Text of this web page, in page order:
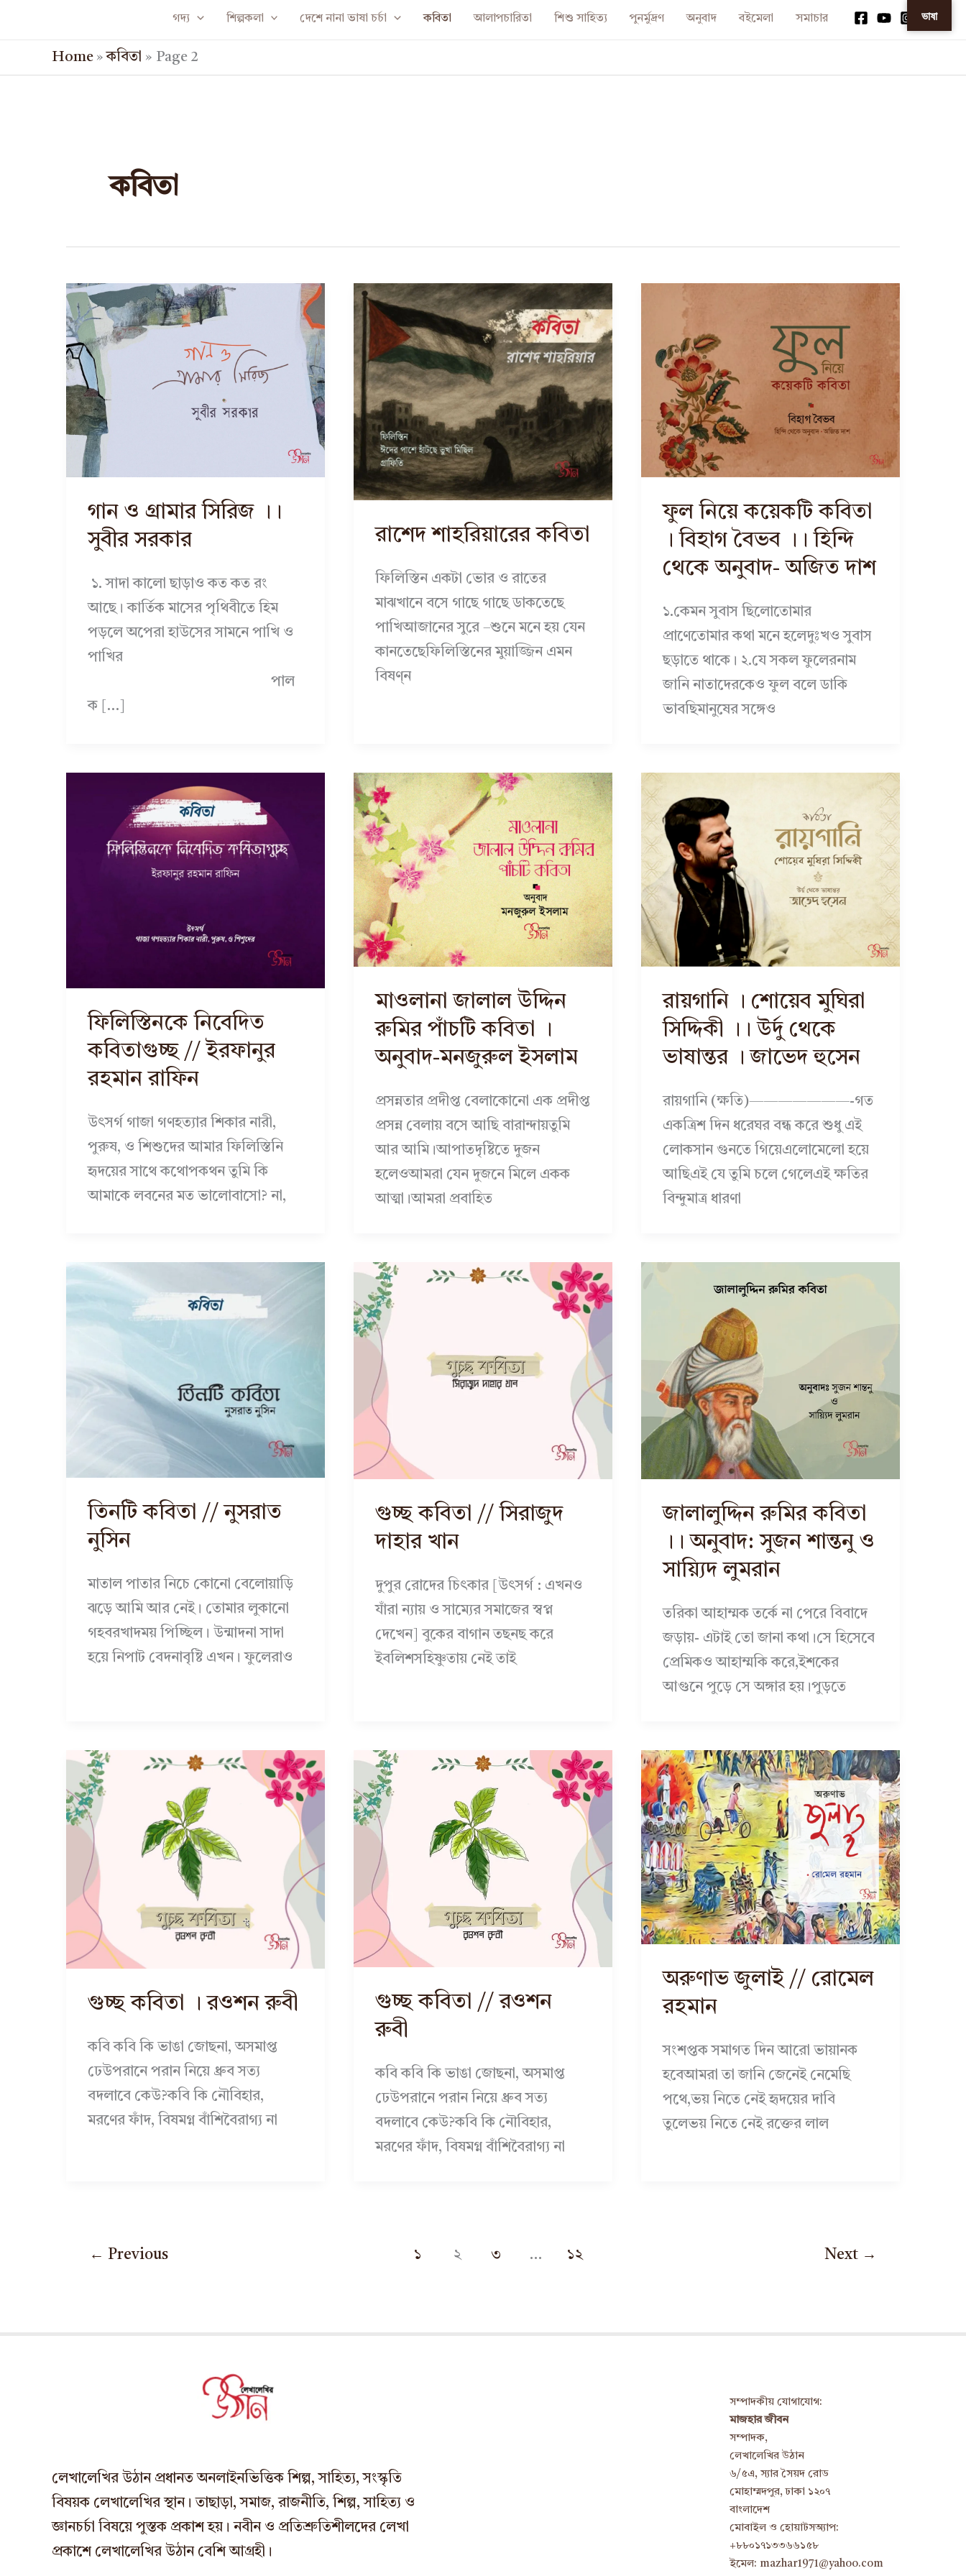
গদ্য শিল্পকলা দেশে নানা ভাষা চর্চা কবিতা আলাপচারিতা শিশু সাহিত্য পুনর্মুদ্রণ অনুবাদ বইমেলা সমাচার
Home » কবিতা » Page 2
কবিতা
গান ও গ্রামার সিরিজ ।।
সুবীর সরকার
১. সাদা কালো ছাড়াও কত কত রং
আছে। কার্তিক মাসের পৃথিবীতে হিম
পড়লে অপেরা হাউসের সামনে পাখি ও
পাখির
পাল
ক […]
রাশেদ শাহরিয়ারের কবিতা
ফিলিস্তিন একটা ভোর ও রাতের
মাঝখানে বসে গাছে গাছে ডাকতেছে
পাখিআজানের সুরে –শুনে মনে হয় যেন
কানতেছেফিলিস্তিনের মুয়াজ্জিন এমন
বিষণ্ন
ফুল নিয়ে কয়েকটি কবিতা
। বিহাগ বৈভব ।। হিন্দি
থেকে অনুবাদ- অজিত দাশ
১.কেমন সুবাস ছিলোতোমার
প্রাণেতোমার কথা মনে হলেদুঃখও সুবাস
ছড়াতে থাকে। ২.যে সকল ফুলেরনাম
জানি নাতাদেরকেও ফুল বলে ডাকি
ভাবছিমানুষের সঙ্গেও
ফিলিস্তিনকে নিবেদিত
কবিতাগুচ্ছ // ইরফানুর
রহমান রাফিন
উৎসর্গ গাজা গণহত্যার শিকার নারী,
পুরুষ, ও শিশুদের আমার ফিলিস্তিনি
হৃদয়ের সাথে কথোপকথন তুমি কি
আমাকে লবনের মত ভালোবাসো? না,
মাওলানা জালাল উদ্দিন
রুমির পাঁচটি কবিতা ।
অনুবাদ-মনজুরুল ইসলাম
প্রসন্নতার প্রদীপ্ত বেলাকোনো এক প্রদীপ্ত
প্রসন্ন বেলায় বসে আছি বারান্দায়তুমি
আর আমি।আপাতদৃষ্টিতে দুজন
হলেওআমরা যেন দুজনে মিলে একক
আত্মা।আমরা প্রবাহিত
রায়গানি । শোয়েব মুঘিরা
সিদ্দিকী ।। উর্দু থেকে
ভাষান্তর । জাভেদ হুসেন
রায়গানি (ক্ষতি)———————-গত
একত্রিশ দিন ধরেঘর বন্ধ করে শুধু এই
লোকসান গুনতে গিয়েএলোমেলো হয়ে
আছিএই যে তুমি চলে গেলেএই ক্ষতির
বিন্দুমাত্র ধারণা
তিনটি কবিতা // নুসরাত
নুসিন
মাতাল পাতার নিচে কোনো বেলোয়াড়ি
ঝড়ে আমি আর নেই। তোমার লুকানো
গহবরখাদময় পিচ্ছিল। উন্মাদনা সাদা
হয়ে নিপাট বেদনাবৃষ্টি এখন। ফুলেরাও
গুচ্ছ কবিতা // সিরাজুদ
দাহার খান
দুপুর রোদের চিৎকার [উৎসর্গ : এখনও
যাঁরা ন্যায় ও সাম্যের সমাজের স্বপ্ন
দেখেন] বুকের বাগান তছনছ করে
ইবলিশসহিষ্ণুতায় নেই তাই
জালালুদ্দিন রুমির কবিতা
।। অনুবাদ: সুজন শান্তনু ও
সায়্যিদ লুমরান
তরিকা আহাম্মক তর্কে না পেরে বিবাদে
জড়ায়- এটাই তো জানা কথা।সে হিসেবে
প্রেমিকও আহাম্মকি করে,ইশকের
আগুনে পুড়ে সে অঙ্গার হয়।পুড়তে
গুচ্ছ কবিতা । রওশন রুবী
কবি কবি কি ভাঙা জোছনা, অসমাপ্ত
ঢেউপরানে পরান নিয়ে ধ্রুব সত্য
বদলাবে কেউ?কবি কি নৌবিহার,
মরণের ফাঁদ, বিষমগ্ন বাঁশিবৈরাগ্য না
গুচ্ছ কবিতা // রওশন
রুবী
কবি কবি কি ভাঙা জোছনা, অসমাপ্ত
ঢেউপরানে পরান নিয়ে ধ্রুব সত্য
বদলাবে কেউ?কবি কি নৌবিহার,
মরণের ফাঁদ, বিষমগ্ন বাঁশিবৈরাগ্য না
অরুণাভ জুলাই // রোমেল
রহমান
সংশপ্তক সমাগত দিন আরো ভায়ানক
হবেআমরা তা জানি জেনেই নেমেছি
পথে,ভয় নিতে নেই হৃদয়ের দাবি
তুলেভয় নিতে নেই রক্তের লাল
← Previous ১ ২ ৩ … ১২ Next →
লেখালেখির উঠান প্রধানত অনলাইনভিত্তিক শিল্প, সাহিত্য, সংস্কৃতি
বিষয়ক লেখালেখির স্থান। তাছাড়া, সমাজ, রাজনীতি, শিল্প, সাহিত্য ও
জ্ঞানচর্চা বিষয়ে পুস্তক প্রকাশ হয়। নবীন ও প্রতিশ্রুতিশীলদের লেখা
প্রকাশে লেখালেখির উঠান বেশি আগ্রহী।
সম্পাদকীয় যোগাযোগ:
মাজহার জীবন
সম্পাদক,
লেখালেখির উঠান
৬/৫এ, স্যার সৈয়দ রোড
মোহাম্মদপুর, ঢাকা ১২০৭
বাংলাদেশ
মোবাইল ও হোয়াটসঅ্যাপ:
+৮৮০১৭১৩৩৬৬১৫৮
ইমেল: mazhar1971@yahoo.com
ভাষা